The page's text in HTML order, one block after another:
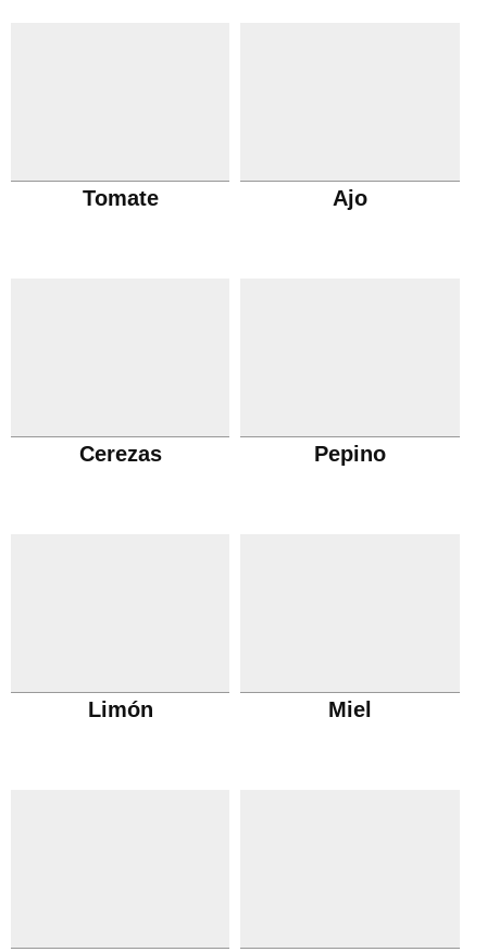
Tomate Ajo
Cerezas Pepino
Limón Miel